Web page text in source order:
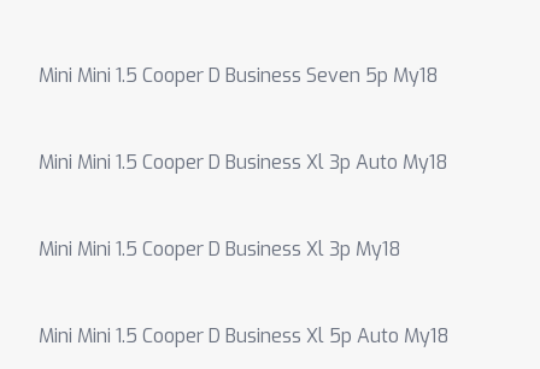
Mini Mini 1.5 Cooper D Business Seven 5p My18
Mini Mini 1.5 Cooper D Business Xl 3p Auto My18
Mini Mini 1.5 Cooper D Business Xl 3p My18
Mini Mini 1.5 Cooper D Business Xl 5p Auto My18